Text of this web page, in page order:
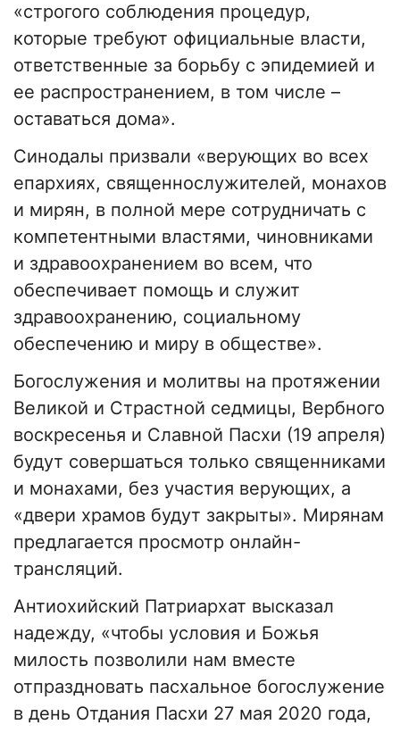
«строгого соблюдения процедур,
которые требуют официальные власти,
ответственные за борьбу с эпидемией и
ее распространением, в том числе –
оставаться дома».
Синодалы призвали «верующих во всех
епархиях, священнослужителей, монахов
и мирян, в полной мере сотрудничать с
компетентными властями, чиновниками
и здравоохранением во всем, что
обеспечивает помощь и служит
здравоохранению, социальному
обеспечению и миру в обществе».
Богослужения и молитвы на протяжении
Великой и Страстной седмицы, Вербного
воскресенья и Славной Пасхи (19 апреля)
будут совершаться только священниками
и монахами, без участия верующих, а
«двери храмов будут закрыты». Мирянам
предлагается просмотр онлайн-
трансляций.
Антиохийский Патриархат высказал
надежду, «чтобы условия и Божья
милость позволили нам вместе
отпраздновать пасхальное богослужение
в день Отдания Пасхи 27 мая 2020 года,